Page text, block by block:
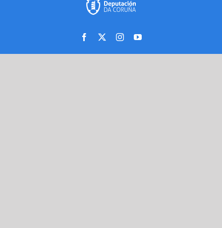
Facebook InstagramYouTube